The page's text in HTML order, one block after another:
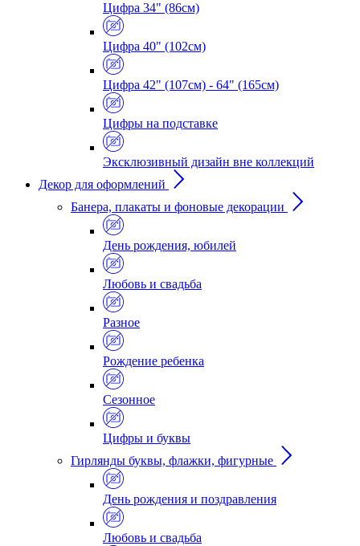
Цифра 34" (86см)
Цифра 40" (102см)
Цифра 42" (107см) - 64" (165см)
Цифры на подставке
Эксклюзивный дизайн вне коллекций
Декор для оформлений
Банера, плакаты и фоновые декорации
День рождения, юбилей
Любовь и свадьба
Разное
Рождение ребенка
Сезонное
Цифры и буквы
Гирлянды буквы, флажки, фигурные
День рождения и поздравления
Любовь и свадьба